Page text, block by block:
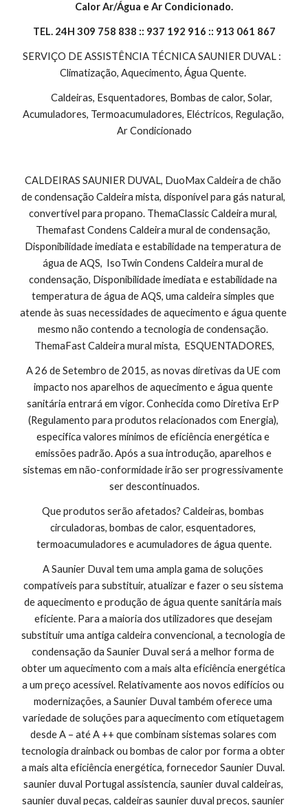
Calor Ar/Água e Ar Condicionado.
TEL. 24H 309 758 838 :: 937 192 916 :: 913 061 867
SERVIÇO DE ASSISTÊNCIA TÉCNICA SAUNIER DUVAL :
Climatização, Aquecimento, Água Quente.
Acumuladores, Termoacumuladores, Eléctricos, Regulação,
Ar Condicionado
CALDEIRAS SAUNIER DUVAL, DuoMax Caldeira de chão
de condensação Caldeira mista, disponível para gás natural,
convertível para propano. ThemaClassic Caldeira mural,
Themafast Condens Caldeira mural de condensação,
Disponibilidade imediata e estabilidade na temperatura de
água de AQS,  IsoTwin Condens Caldeira mural de
condensação, Disponibilidade imediata e estabilidade na
temperatura de água de AQS, uma caldeira simples que
atende às suas necessidades de aquecimento e água quente
mesmo não contendo a tecnologia de condensação.
ThemaFast Caldeira mural mista,  ESQUENTADORES,
A 26 de Setembro de 2015, as novas diretivas da UE com
impacto nos aparelhos de aquecimento e água quente
sanitária entrará em vigor. Conhecida como Diretiva ErP
(Regulamento para produtos relacionados com Energia),
especifica valores mínimos de eficiência energética e
emissões padrão. Após a sua introdução, aparelhos e
sistemas em não-conformidade irão ser progressivamente
ser descontinuados.
Que produtos serão afetados? Caldeiras, bombas
circuladoras, bombas de calor, esquentadores,
termoacumuladores e acumuladores de água quente.
A Saunier Duval tem uma ampla gama de soluções
compatíveis para substituir, atualizar e fazer o seu sistema
de aquecimento e produção de água quente sanitária mais
eficiente. Para a maioria dos utilizadores que desejam
substituir uma antiga caldeira convencional, a tecnologia de
condensação da Saunier Duval será a melhor forma de
obter um aquecimento com a mais alta eficiência energética
a um preço acessível. Relativamente aos novos edifícios ou
modernizações, a Saunier Duval também oferece uma
variedade de soluções para aquecimento com etiquetagem
desde A – até A ++ que combinam sistemas solares com
tecnologia drainback ou bombas de calor por forma a obter
a mais alta eficiência energética, fornecedor Saunier Duval.
saunier duval Portugal assistencia, saunier duval caldeiras,
saunier duval peças, caldeiras saunier duval preços, saunier